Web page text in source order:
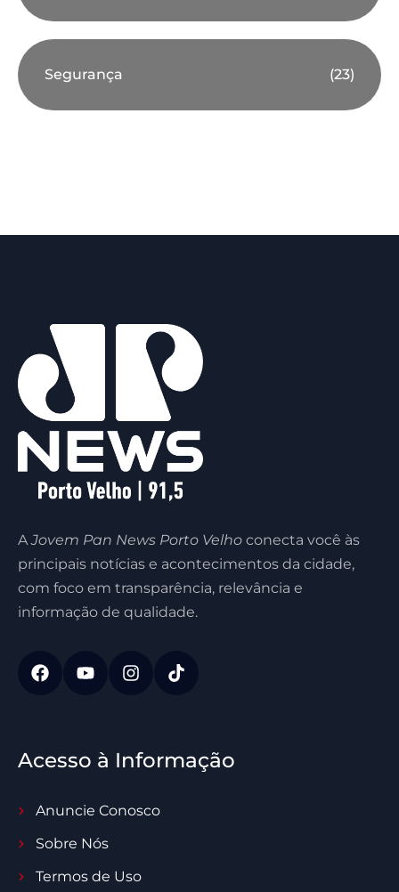
Segurança (23)
AJovem Pan News Porto Velho conecta você às
principais notícias e acontecimentos da cidade,
com foco em transparência, relevância e
informação de qualidade.
Acesso à Informação
Anuncie Conosco
Sobre Nós
Termos de Uso